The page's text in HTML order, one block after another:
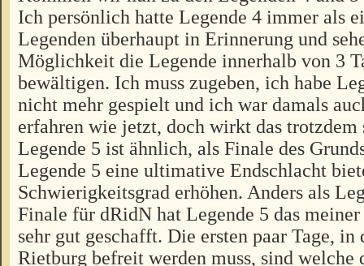
Ich persönlich hatte Legende 4 immer als
Legenden überhaupt in Erinnerung und
Möglichkeit die Legende innerhalb von 3
bewältigen. Ich muss zugeben, ich habe
nicht mehr gespielt und ich war damals
erfahren wie jetzt, doch wirkt das trotzdem
Legende 5 ist ähnlich, als Finale des
Legende 5 eine ultimative Endschlacht
Schwierigkeitsgrad erhöhen. Anders als
Finale für dRidN hat Legende 5 das
sehr gut geschafft. Die ersten paar Tage, in
Rietburg befreit werden muss, sind welche